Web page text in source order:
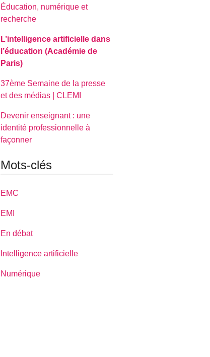
Éducation, numérique et
recherche
L’intelligence artificielle dans
l’éducation (Académie de
Paris)
37ème Semaine de la presse
et des médias | CLEMI
Devenir enseignant : une
identité professionnelle à
façonner
Mots-clés
EMC
EMI
En débat
Intelligence artificielle
Numérique